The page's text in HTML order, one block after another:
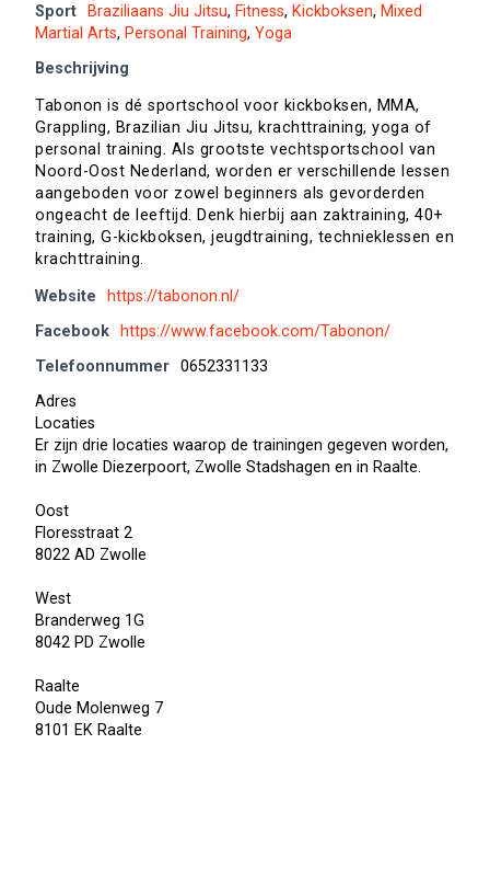
Sport
Braziliaans Jiu Jitsu, Fitness, Kickboksen, Mixed
Martial Arts, Personal Training, Yoga
Beschrijving
Tabonon is dé sportschool voor kickboksen, MMA,
Grappling, Brazilian Jiu Jitsu, krachttraining, yoga of
personal training. Als grootste vechtsportschool van
Noord-Oost Nederland, worden er verschillende lessen
aangeboden voor zowel beginners als gevorderden
ongeacht de leeftijd. Denk hierbij aan zaktraining, 40+
training, G-kickboksen, jeugdtraining, technieklessen en
krachttraining.
Website
https://tabonon.nl/
Facebook
https://www.facebook.com/Tabonon/
Telefoonnummer 0652331133
Adres
Locaties
Er zijn drie locaties waarop de trainingen gegeven worden,
in Zwolle Diezerpoort, Zwolle Stadshagen en in Raalte.
Oost
Floresstraat 2
8022 AD Zwolle
West
Branderweg 1G
8042 PD Zwolle
Raalte
Oude Molenweg 7
8101 EK Raalte